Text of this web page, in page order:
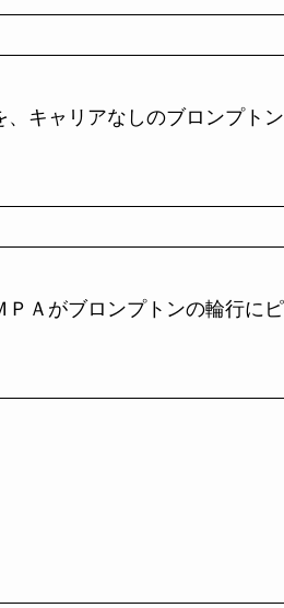
キャリアなしのブロンプトン
Ａがブロンプトンの輪行にピ